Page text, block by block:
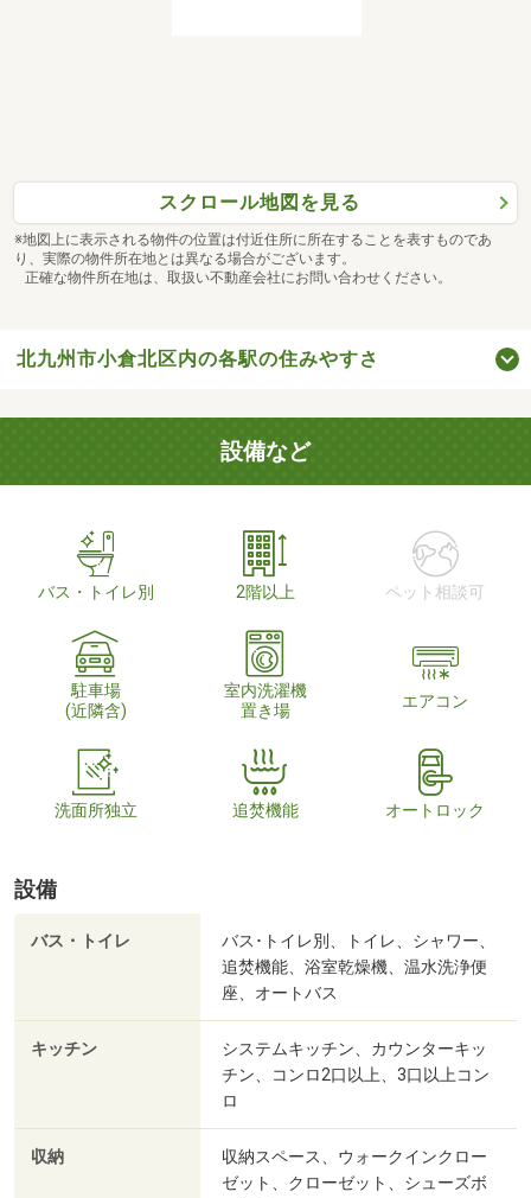
スクロール地図を見る
※地図上に表示される物件の位置は付近住所に所在することを表すものであ
り、実際の物件所在地とは異なる場合がございます。
正確な物件所在地は、取扱い不動産会社にお問い合わせください。
北九州市小倉北区内の各駅の住みやすさ
設備など
バス・トイレ別 2階以上 ペット相談可
駐車場
(近隣含)
室内洗濯機
置き場
エアコン
洗面所独立 追焚機能 オートロック
設備
バス・トイレ
バス･トイレ別、トイレ、シャワー、
追焚機能、浴室乾燥機、温水洗浄便
座、オートバス
キッチン
システムキッチン、カウンターキッ
チン、コンロ2口以上、3口以上コン
ロ
収納
収納スペース、ウォークインクロー
ゼット、クローゼット、シューズボ